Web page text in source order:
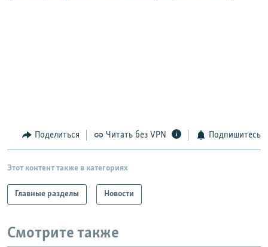
Поделиться Читать без VPN Подпишитесь
Этот контент также в категориях
Главные разделы Новости
Смотрите также